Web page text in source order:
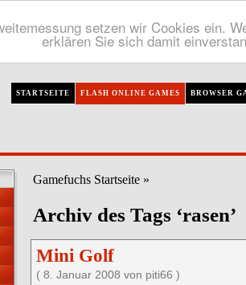
setzen wir Cookies ein.
erklären Sie sich damit
STARTSEITE FLASH ONLINE GAMES BROWSER
Gamefuchs Startseite »
Archiv des Tags ‘rasen’
Mini Golf
( 8. Januar 2008 von piti66 )